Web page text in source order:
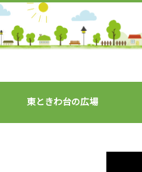
東ときわ台の広場